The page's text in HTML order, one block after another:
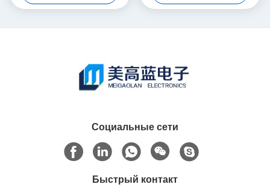
записыватель Trendplot
разрешением 10 Ом и
Социальные сети
Быстрый контакт